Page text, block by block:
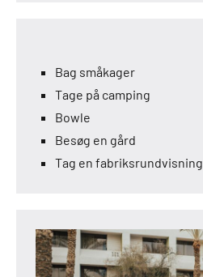
Bag småkager
Tage på camping
Bowle
Besøg en gård
Tag en fabriksrundvisning